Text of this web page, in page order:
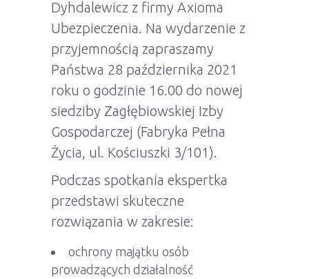
Dyhdalewicz z firmy Axioma
Ubezpieczenia. Na wydarzenie z
przyjemnością zapraszamy
Państwa 28 października 2021
roku o godzinie 16.00 do nowej
siedziby Zagłębiowskiej Izby
Gospodarczej (Fabryka Pełna
Życia, ul. Kościuszki 3/101).
Podczas spotkania ekspertka
przedstawi skuteczne
rozwiązania w zakresie:
ochrony majątku osób
prowadzących działalność